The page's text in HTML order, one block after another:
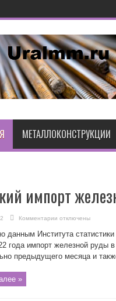
МЕТАЛЛОКОНСТРУКЦИИ
импорт
Комментарии
импорт
железной
руды
в
отключены
данным Института
года импорт железной руды
предыдущего месяца и
»